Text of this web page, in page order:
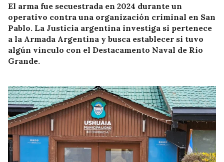
El arma fue secuestrada en 2024 durante un
operativo contra una organización criminal en San
Pablo. La Justicia argentina investiga si pertenece
a la Armada Argentina y busca establecer si tuvo
algún vínculo con el Destacamento Naval de Río
Grande.